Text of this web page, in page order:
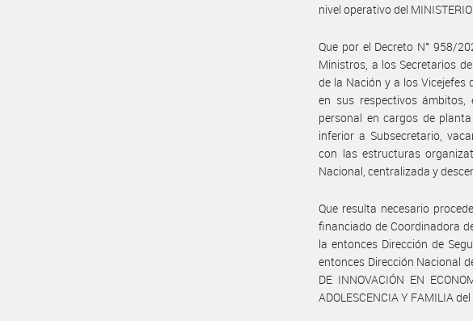
nivel operativo del
Que por el Decreto N° 958/
Ministros, a los Secretarios
de la Nación y a los Vicejefes
en sus respectivos
personal en cargos de
inferior a Subsecretario,
con las estructuras
Nacional, centralizada y
Que resulta necesario
financiado de Coordinadora
la entonces Dirección de
entonces Dirección Nacional
DE INNOVACIÓN EN
ADOLESCENCIA Y FAMILIA